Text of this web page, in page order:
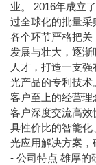
业。 2016年成立
过全球化的批量
各个环节严格把
发展与壮大，逐
人才，打造一支
光产品的专利技术
客户至上的经营
客户深度交流高
具性价比的智能
光应用解决方案
- 公司特点 雄厚的